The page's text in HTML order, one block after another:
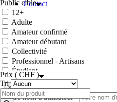
Contact
Webshop
×
Votre nom d'utilisateur*
Public cible
12+
Adulte
Amateur confirmé
Amateur débutant
Collectivité
Professionnel - Artisans
Étudiant
Prix ( CHF )
Tri